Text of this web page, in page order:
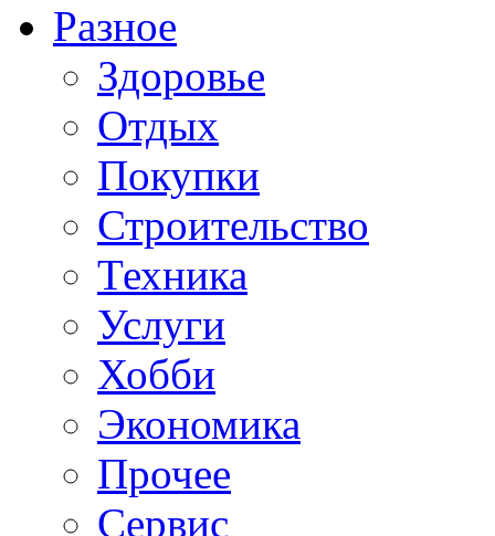
Разное
Здоровье
Отдых
Покупки
Строительство
Техника
Услуги
Хобби
Экономика
Прочее
Сервис